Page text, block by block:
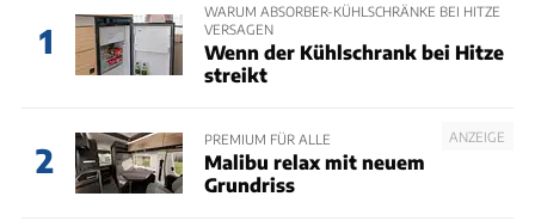
1
WARUM ABSORBER-KÜHLSCHRÄNKE BEI HITZE
VERSAGEN
Wenn der Kühlschrank bei Hitze
streikt
2
ANZEIGE
PREMIUM FÜR ALLE
Malibu relax mit neuem
Grundriss